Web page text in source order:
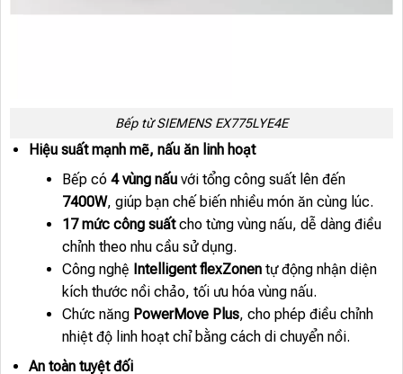
Bếp từ SIEMENS EX775LYE4E
Hiệu suất mạnh mẽ, nấu ăn linh hoạt
Bếp có 4 vùng nấuvới tổng công suất lên đến
7400W, giúp bạn chế biến nhiều món ăn cùng lúc.
17 mức công suấtcho từng vùng nấu, dễ dàng điều
chỉnh theo nhu cầu sử dụng.
Công nghệ Intelligent flexZonentự động nhận diện
kích thước nồi chảo, tối ưu hóa vùng nấu.
Chức năng PowerMove Plus, cho phép điều chỉnh
nhiệt độ linh hoạt chỉ bằng cách di chuyển nồi.
An toàn tuyệt đối